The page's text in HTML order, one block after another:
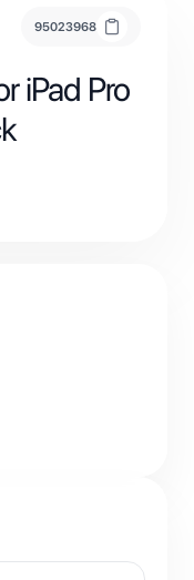
95023968
iPad Pro